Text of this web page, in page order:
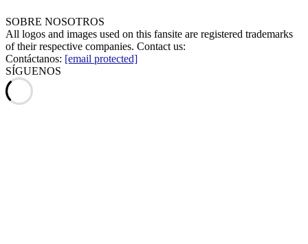
SOBRE NOSOTROS
All logos and images used on this fansite are registered trademarks
of their respective companies. Contact us:
Contáctanos: [email protected]
SÍGUENOS